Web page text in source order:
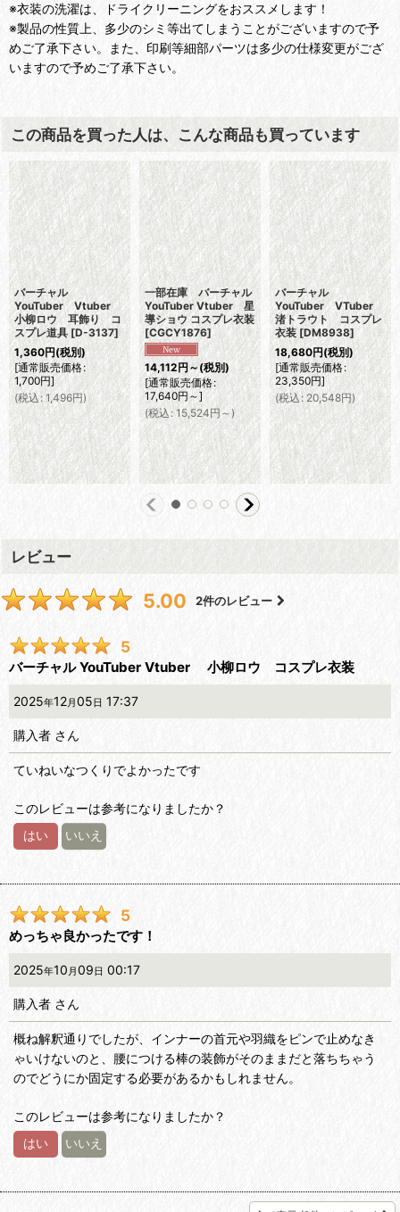
※衣装の洗濯は、ドライクリーニングをおススメします！
※製品の性質上、多少のシミ等出てしまうことがございますので予
めご了承下さい。また、印刷等細部パーツは多少の仕様変更がござ
いますので予めご了承下さい。
この商品を買った人は、こんな商品も買っています
バーチャル
YouTuber Vtuber
小柳ロウ 耳飾り コ
スプレ道具 [D-3137]
1,360円(税別)
[通常販売価格:
1,700円]
(税込: 1,496円)
一部在庫 バーチャル
YouTuber Vtuber 星
導ショウ コスプレ衣装
[CGCY1876]
14,112円～(税別)
[通常販売価格:
17,640円～]
(税込: 15,524円～)
バーチャル
YouTuber VTuber
渚トラウト コスプレ
衣装 [DM8938]
18,680円(税別)
[通常販売価格:
23,350円]
(税込: 20,548円)
レビュー
5.00 2件のレビュー
5
バーチャル YouTuber Vtuber 小柳ロウ コスプレ衣装
2025年12月 05 日 17:37
購入者 さん
ていねいなつくりでよかったです
このレビューは参考になりましたか？
はい いいえ
5
めっちゃ良かったです！
2025年10 月 09 日 00:17
購入者 さん
概ね解釈通りでしたが、インナーの首元や羽織をピンで止めなき
ゃいけないのと、腰につける棒の装飾がそのままだと落ちちゃう
のでどうにか固定する必要があるかもしれません。
このレビューは参考になりましたか？
はい いいえ